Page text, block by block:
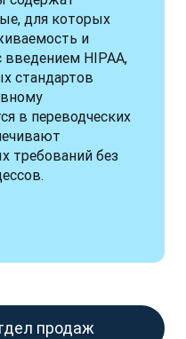
для которых
и
введением HIPAA,
стандартов
в переводческих
требований без
продаж